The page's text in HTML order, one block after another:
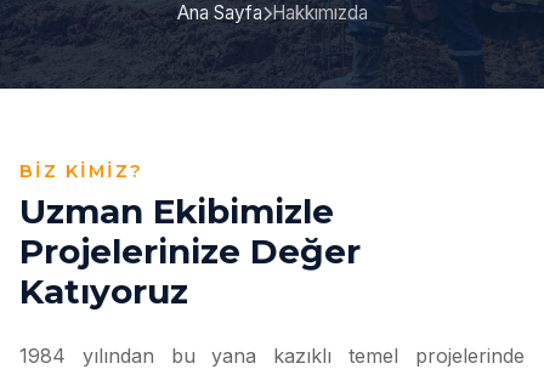
Ana Sayfa Hakkımızda
BIZ KIMIZ?
Uzman Ekibimizle
Projelerinize Değer
Katıyoruz
1984 yılından bu yana kazıklı temel projelerinde